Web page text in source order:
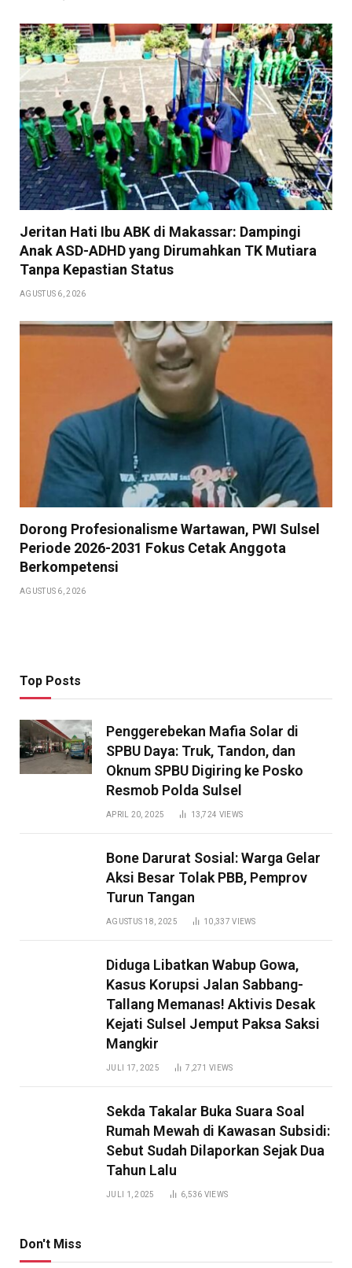
Jeritan Hati Ibu ABK di Makassar: Dampingi
Anak ASD-ADHD yang Dirumahkan TK Mutiara
Tanpa Kepastian Status
AGUSTUS 6, 2026
Dorong Profesionalisme Wartawan, PWI Sulsel
Periode 2026-2031 Fokus Cetak Anggota
Berkompetensi
AGUSTUS 6, 2026
Top Posts
Penggerebekan Mafia Solar di
SPBU Daya: Truk, Tandon, dan
Oknum SPBU Digiring ke Posko
Resmob Polda Sulsel
APRIL 20, 2025 13,724 VIEWS
Bone Darurat Sosial: Warga Gelar
Aksi Besar Tolak PBB, Pemprov
Turun Tangan
AGUSTUS 18, 2025 10,337VIEWS
Diduga Libatkan Wabup Gowa,
Kasus Korupsi Jalan Sabbang-
Tallang Memanas! Aktivis Desak
Kejati Sulsel Jemput Paksa Saksi
Mangkir
JULI 17, 2025 7,271VIEWS
Sekda Takalar Buka Suara Soal
Rumah Mewah di Kawasan Subsidi:
Sebut Sudah Dilaporkan Sejak Dua
Tahun Lalu
JULI 1, 2025 6,536 VIEWS
Don't Miss